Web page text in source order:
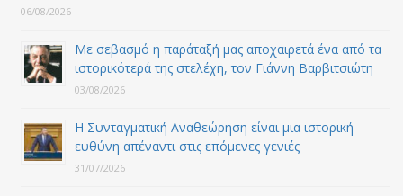
06/08/2026
Με σεβασμό η παράταξή μας αποχαιρετά ένα από τα
ιστορικότερά της στελέχη, τον Γιάννη Βαρβιτσιώτη
03/08/2026
Η Συνταγματική Αναθεώρηση είναι μια ιστορική
ευθύνη απέναντι στις επόμενες γενιές
31/07/2026